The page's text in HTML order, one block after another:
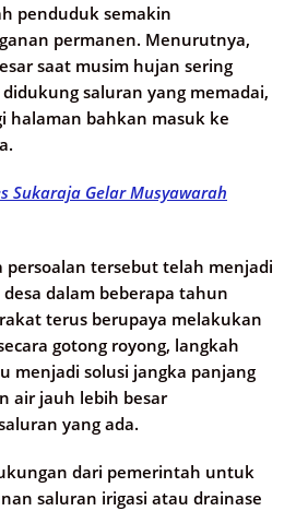
penduduk semakin
permanen. Menurutnya,
saat musim hujan sering
saluran yang memadai,
halaman bahkan masuk ke
Sukaraja Gelar Musyawarah
persoalan tersebut telah menjadi
dalam beberapa tahun
terus berupaya melakukan
gotong royong, langkah
menjadi solusi jangka panjang
air jauh lebih besar
yang ada.
dari pemerintah untuk
saluran irigasi atau drainase